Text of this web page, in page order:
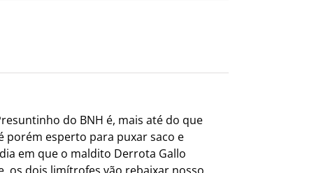
do BNH é, mais até do que
porém esperto para puxar saco e
em que o maldito Derrota Gallo
os dois limítrofes vão rebaixar nosso